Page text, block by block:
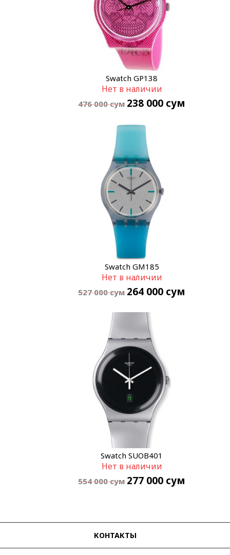
Swatch GP138
Нет в наличии
476 000сум 238 000 сум
Swatch GM185
Нет в наличии
527 000сум 264 000 сум
Swatch SUOB401
Нет в наличии
554 000сум 277 000 сум
КОНТАКТЫ